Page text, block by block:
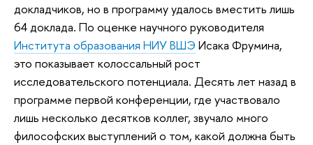
докладчиков, но в программу удалось вместить лишь
64 доклада. По оценке научного руководителя
Института образования НИУ ВШЭ Исака Фрумина,
это показывает колоссальный рост
исследовательского потенциала. Десять лет назад в
программе первой конференции, где участвовало
лишь несколько десятков коллег, звучало много
философских выступлений о том, какой должна быть